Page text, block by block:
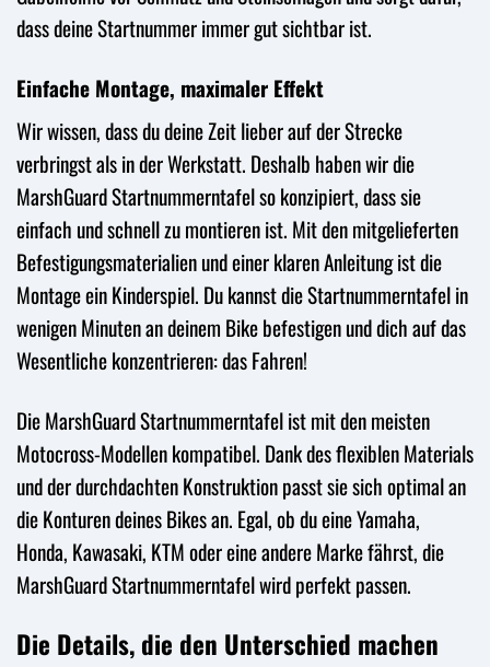
dass deine Startnummer immer gut sichtbar ist.
Einfache Montage, maximaler Effekt
Wir wissen, dass du deine Zeit lieber auf der Strecke
verbringst als in der Werkstatt. Deshalb haben wir die
MarshGuard Startnummerntafel so konzipiert, dass sie
einfach und schnell zu montieren ist. Mit den mitgelieferten
Befestigungsmaterialien und einer klaren Anleitung ist die
Montage ein Kinderspiel. Du kannst die Startnummerntafel in
wenigen Minuten an deinem Bike befestigen und dich auf das
Wesentliche konzentrieren: das Fahren!
Die MarshGuard Startnummerntafel ist mit den meisten
Motocross-Modellen kompatibel. Dank des flexiblen Materials
und der durchdachten Konstruktion passt sie sich optimal an
die Konturen deines Bikes an. Egal, ob du eine Yamaha,
Honda, Kawasaki, KTM oder eine andere Marke fährst, die
MarshGuard Startnummerntafel wird perfekt passen.
Die Details, die den Unterschied machen